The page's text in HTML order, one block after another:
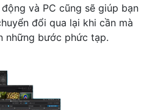
và PC cũng sẽ giúp bạn
đổi qua lại khi cần mà
những bước phức tạp.